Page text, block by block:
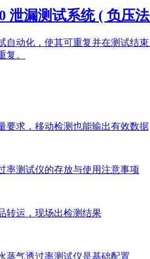
泄漏测试系统 ( 负压
自动化，使其可重复并在测试结
复。
要求，移动检测也能输出有效数据
率测试仪的存放与使用注意事项
转运，现场出检测结果
蒸气透过率测试仪是基础配置